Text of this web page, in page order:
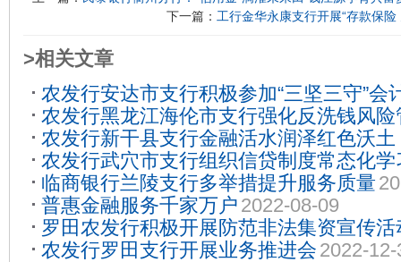
下一篇： 工行金华永康支行开展“存款保
>相关文章
农发行安达市支行积极参加“三坚三守”会
知识竞赛活动2023-09-14
农发行黑龙江海伦市支行强化反洗钱风险
农发行新干县支行金融活水润泽红色沃
2024-05-10
农发行武穴市支行组织信贷制度常态化学
临商银行兰陵支行多举措提升服务质量
普惠金融服务千家万户 2022-08-09
罗田农发行积极开展防范非法集资宣传活
农发行罗田支行开展业务推进会 2022-12-